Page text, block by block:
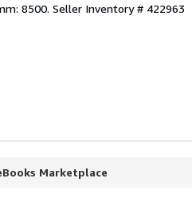
8500. Seller Inventory # 422963
Marketplace